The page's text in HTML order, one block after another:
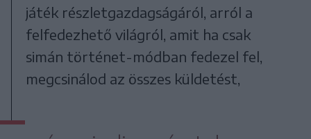
játék részletgazdagságáról, arról a
felfedezhető világról, amit ha csak
simán történet-módban fedezel fel,
megcsinálod az összes küldetést,